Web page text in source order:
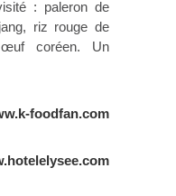
: paleron de
riz rouge de
coréen. Un
foodfan.com